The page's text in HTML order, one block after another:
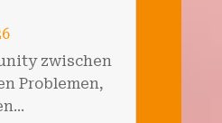
zwischen
Problemen,